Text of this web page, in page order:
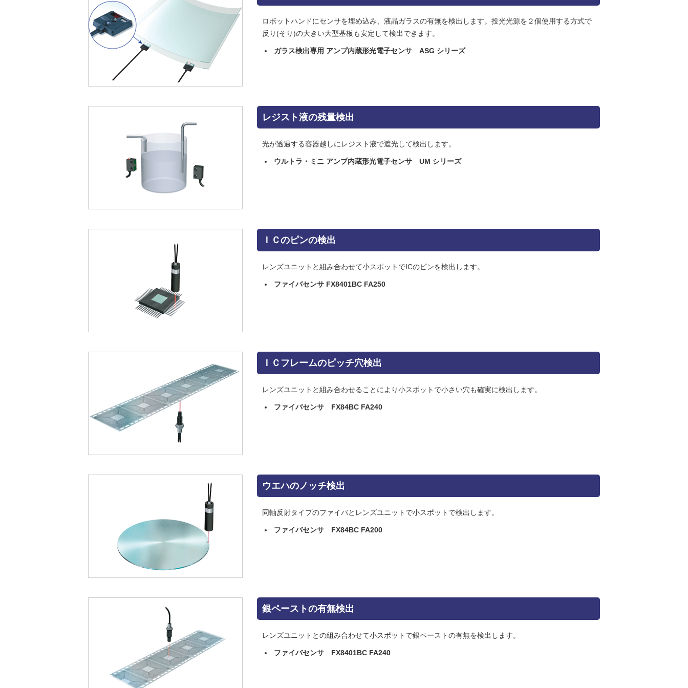
ロボットハンドにセンサを埋め込み、液晶ガラスの有無を検出します。投光光源を２個使用する方式で
反り(そり)の大きい大型基板も安定して検出できます。
ガラス検出専用 アンプ内蔵形光電子センサ ASG シリーズ
レジスト液の残量検出
光が透過する容器越しにレジスト液で遮光して検出します。
ウルトラ・ミニ アンプ内蔵形光電子センサ UM シリーズ
ＩＣのピンの検出
レンズユニットと組み合わせて小スポットでICのピンを検出します。
ファイバセンサ FX8401BC FA250
ＩＣフレームのピッチ穴検出
レンズユニットと組み合わせることにより小スポットで小さい穴も確実に検出します。
ファイバセンサ FX84BC FA240
ウエハのノッチ検出
同軸反射タイプのファイバとレンズユニットで小スポットで検出します。
ファイバセンサ FX84BC FA200
銀ペーストの有無検出
レンズユニットとの組み合わせて小スポットで銀ペーストの有無を検出します。
ファイバセンサ FX8401BC FA240